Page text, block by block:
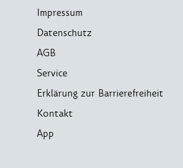
Impressum
Datenschutz
AGB
Service
Erklärung zur Barrierefreiheit
Kontakt
App